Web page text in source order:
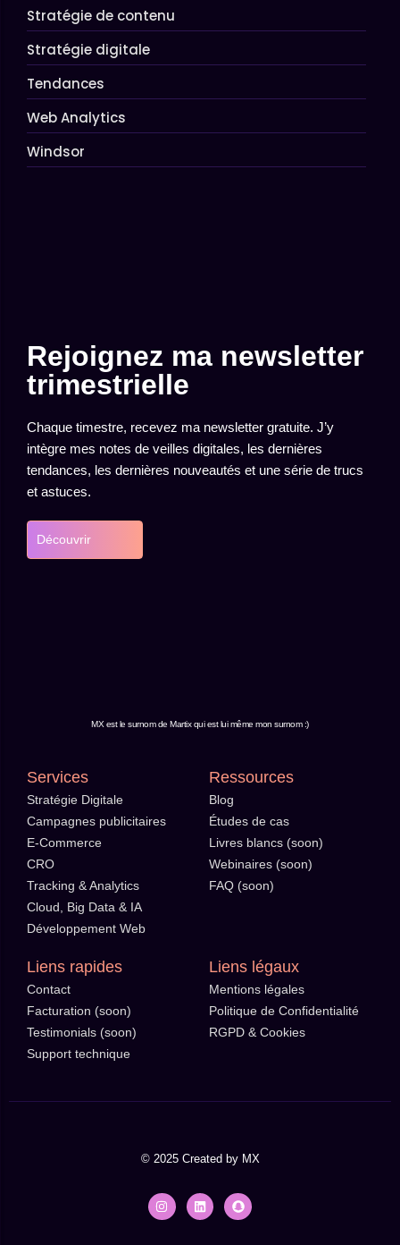
Stratégie de contenu
Stratégie digitale
Tendances
Web Analytics
Windsor
Rejoignez ma newsletter
trimestrielle
Chaque timestre, recevez ma newsletter gratuite. J’y
intègre mes notes de veilles digitales, les dernières
tendances, les dernières nouveautés et une série de trucs
et astuces.
Découvrir
MX est le surnom de Martix qui est lui même mon surnom :)
Services
Stratégie Digitale
Campagnes publicitaires
E-Commerce
CRO
Tracking & Analytics
Cloud, Big Data & IA
Développement Web
Ressources
Blog
Études de cas
Livres blancs (soon)
Webinaires (soon)
FAQ (soon)
Liens rapides
Contact
Facturation (soon)
Testimonials (soon)
Support technique
Liens légaux
Mentions légales
Politique de Confidentialité
RGPD & Cookies
© 2025 Created by MX